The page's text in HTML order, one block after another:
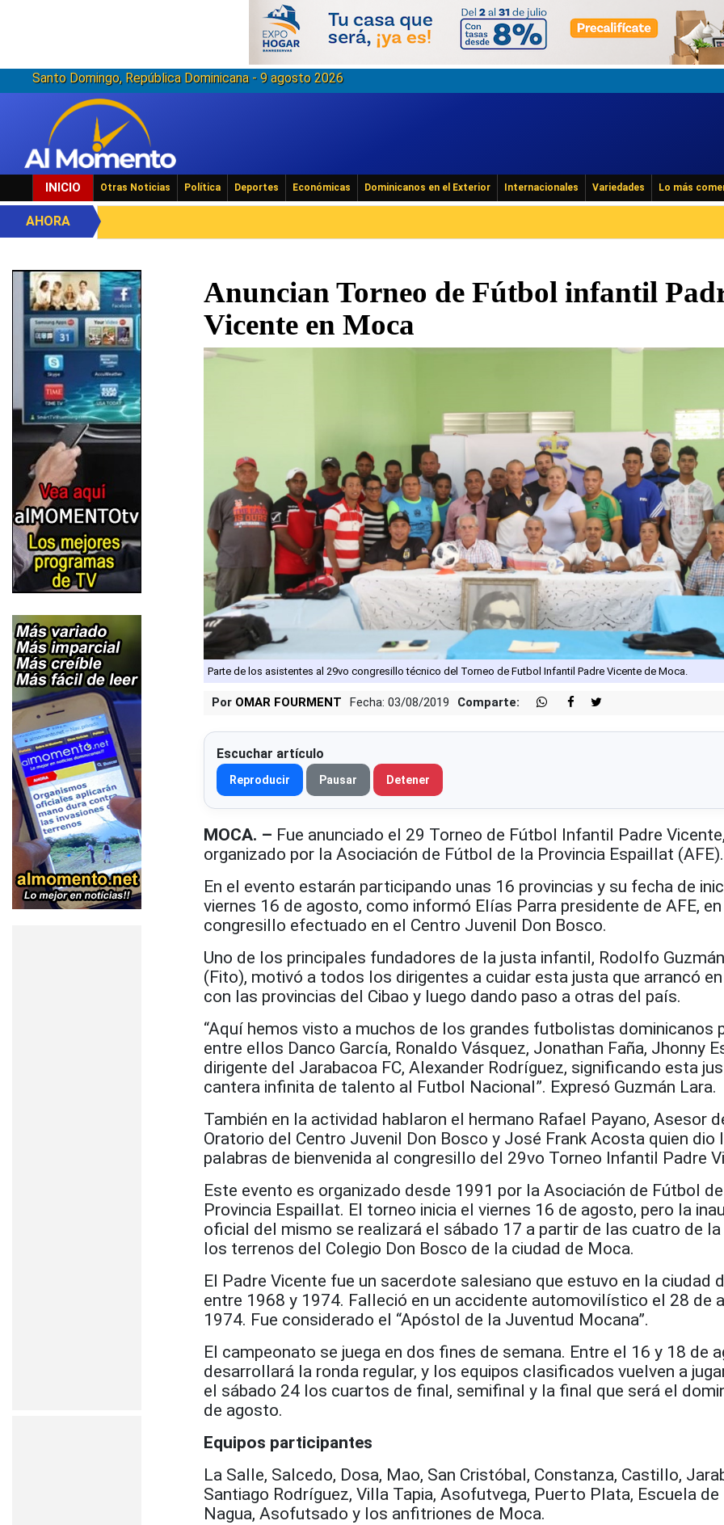
Santo Domingo, República Dominicana - 9 agosto 2026
INICIO Otras Noticias Política Deportes Económicas Dominicanos en el Exterior Internacionales Variedades Lo más
AHORA
Anuncian Torneo de Fútbol infantil
Vicente en Moca
Parte de los asistentes al 29vo congresillo técnico del Torneo de Futbol Infantil Padre Vicente de Moca.
Por OMAR FOURMENT Fecha: 03/08/2019 Comparte:
Escuchar artículo
Reproducir Pausar Detener
MOCA. – Fue anunciado el 29 Torneo de Fútbol Infantil Padre
organizado por la Asociación de Fútbol de la Provincia Espaillat (AFE).
En el evento estarán participando unas 16 provincias y su fecha de
viernes 16 de agosto, como informó Elías Parra presidente de AFE,
congresillo efectuado en el Centro Juvenil Don Bosco.
Uno de los principales fundadores de la justa infantil, Rodolfo
(Fito), motivó a todos los dirigentes a cuidar esta justa que arrancó
con las provincias del Cibao y luego dando paso a otras del país.
“Aquí hemos visto a muchos de los grandes futbolistas dominicanos
entre ellos Danco García, Ronaldo Vásquez, Jonathan Faña, Jhonny
dirigente del Jarabacoa FC, Alexander Rodríguez, significando esta
cantera infinita de talento al Futbol Nacional”. Expresó Guzmán Lara.
También en la actividad hablaron el hermano Rafael Payano, Asesor
Oratorio del Centro Juvenil Don Bosco y José Frank Acosta quien dio
palabras de bienvenida al congresillo del 29vo Torneo Infantil Padre
Este evento es organizado desde 1991 por la Asociación de Fútbol
Provincia Espaillat. El torneo inicia el viernes 16 de agosto, pero la
oficial del mismo se realizará el sábado 17 a partir de las cuatro de
los terrenos del Colegio Don Bosco de la ciudad de Moca.
El Padre Vicente fue un sacerdote salesiano que estuvo en la ciudad
entre 1968 y 1974. Falleció en un accidente automovilístico el 28 de
1974. Fue considerado el “Apóstol de la Juventud Mocana”.
El campeonato se juega en dos fines de semana. Entre el 16 y 18 de
desarrollará la ronda regular, y los equipos clasificados vuelven a
el sábado 24 los cuartos de final, semifinal y la final que será el
de agosto.
Equipos participantes
La Salle, Salcedo, Dosa, Mao, San Cristóbal, Constanza, Castillo,
Santiago Rodríguez, Villa Tapia, Asofutvega, Puerto Plata, Escuela de
Nagua, Asofutsado y los anfitriones de Moca.